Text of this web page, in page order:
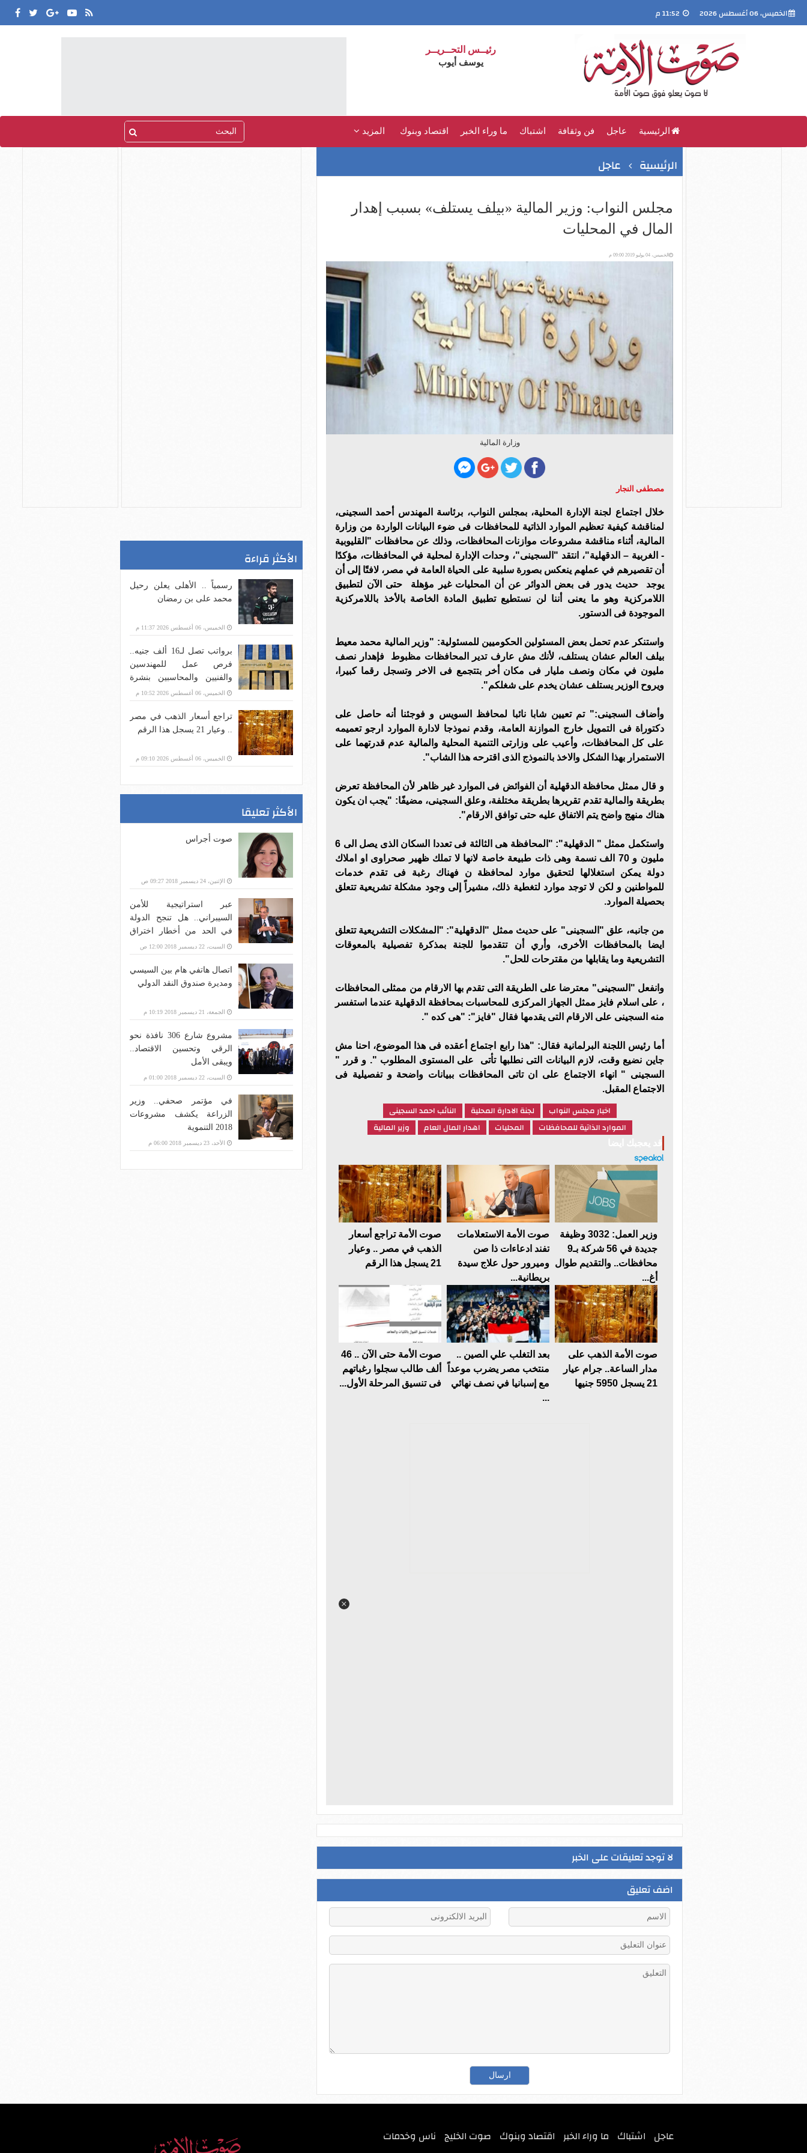
الخميس، 06 أغسطس 2026
رئيــس التحــريــر
يوسف أيوب
الرئيسية عاجل فن وثقافة اشتباك ما وراء الخبر اقتصاد وبنوك المزيد
الرئيسية عاجل
مجلس النواب: وزير المالية «بيلف يستلف» بسبب إهدار
المال في المحليات
الخميس، 04 يوليو 2019 09:00 م
وزارة المالية
مصطفى النجار
خلال اجتماع لجنة الإدارة المحلية، بمجلس النواب، برئاسة المهندس أحمد السجينى،
لمناقشة كيفية تعظيم الموارد الذاتية للمحافظات فى ضوء البيانات الواردة من وزارة
المالية، أثناء مناقشة مشروعات موازنات المحافظات، وذلك عن محافظات "القليوبية
- الغربية – الدقهلية"، انتقد "السجينى"، وحدات الإدارة لمحلية في المحافظات، مؤكدًا
أن تقصيرهم في عملهم ينعكس بصورة سلبية على الحياة العامة في مصر، لافتًا إلى أن
يوجد حديث يدور فى بعض الدوائر عن أن المحليات غير مؤهلة حتى الآن لتطبيق
اللامركزية وهو ما يعنى أننا لن نستطيع تطبيق المادة الخاصة بالأخذ باللامركزية
الموجودة فى الدستور.
واستنكر عدم تحمل بعض المسئولين الحكوميين للمسئولية: "وزير المالية محمد معيط
بيلف العالم عشان يستلف، لأنك مش عارف تدير المحافظات مظبوط فإهدار نصف
مليون في مكان ونصف مليار فى مكان أخر بتتجمع فى الاخر وتسجل رقما كبيرا،
ويروح الوزير يستلف عشان يخدم على شغلكم".
وأضاف السجينى:" تم تعيين شابا نائبا لمحافظ السويس و فوجئنا أنه حاصل على
دكتوراة فى التمويل خارج الموازنة العامة، وقدم نموذجا لادارة الموارد ارجو تعميمه
على كل المحافظات، وأعيب على وزارتى التنمية المحلية والمالية عدم قدرتهما على
الاستمرار بهذا الشكل والاخذ بالنموذج الذى اقترحه هذا الشاب".
و قال ممثل محافظة الدقهلية أن الفوائض فى الموارد غير ظاهر لأن المحافظة تعرض
بطريقة والمالية تقدم تقريرها بطريقة مختلفة، وعلق السجينى، مضيفًا: "يجب ان يكون
هناك منهج واضح يتم الاتفاق عليه حتى توافق الارقام".
واستكمل ممثل " الدقهلية": "المحافظة هى الثالثة فى تعددا السكان الذى يصل الى 6
مليون و 70 الف نسمة وهى ذات طبيعة خاصة لانها لا تملك ظهير صحراوى او املاك
دولة يمكن استغلالها لتحقيق موارد لمحافظة ن فهناك رغبة فى تقدم خدمات
للمواطنين و لكن لا توجد موارد لتغطية ذلك، مشيراً إلى وجود مشكلة تشريعية تتعلق
بحصيلة الموارد.
من جانبه، علق "السجينى" على حديث ممثل "الدقهلية": "المشكلات التشريعية تتعلق
ايضا بالمحافظات الأخرى، وأري أن تتقدموا للجنة بمذكرة تفصيلية بالمعوقات
التشريعية وما يقابلها من مقترحات للحل".
وانفعل "السجينى" معترضا على الطريقة التى تقدم بها الارقام من ممثلى المحافظات
، على اسلام فايز ممثل الجهاز المركزى للمحاسبات بمحافظة الدقهلية عندما استفسر
منه السجينى على الارقام التى يقدمها فقال "فايز": "هى كده ".
أما رئيس اللجنة البرلمانية فقال: "هذا رابع اجتماع أعقده فى هذا الموضوع، احنا مش
جاين نضيع وقت، لازم البيانات التى نطلبها تأتى على المستوى المطلوب ". و قرر "
السجينى " انهاء الاجتماع على ان تاتى المحافظات ببيانات واضحة و تفصيلية فى
الاجتماع المقبل.
اخبار مجلس النواب لجنة الادارة المحلية
النائب احمد السجينى
الموارد الذاتية للمحافظات
المحليات اهدار المال العام وزير المالية
وزير العمل: 3032 وظيفة
جديدة في 56 شركة بـ9
محافظات.. والتقديم طوال
أغ...
صوت الأمة الاستعلامات
تفند ادعاءات ذا صن
وميرور حول علاج سيدة
بريطانية...
صوت الأمة تراجع أسعار
الذهب في مصر .. وعيار
21 يسجل هذا الرقم
صوت الأمة الذهب على
مدار الساعة.. جرام عيار
21 يسجل 5950 جنيها
بعد التغلب علي الصين ..
منتخب مصر يضرب موعداً
مع إسبانيا في نصف نهائي
...
صوت الأمة حتى الآن .. 46
ألف طالب سجلوا رغباتهم
فى تنسيق المرحلة الأول...
لا توجد تعليقات على الخبر
اضف تعليق
الأكثر قراءة
رسمياً .. الأهلى يعلن رحيل
محمد على بن رمضان
الخميس، 06 أغسطس 2026 11:37 م
برواتب تصل لـ16 ألف جنيه..
فرص عمل للمهندسين
والفنيين والمحاسبين بنشرة
وزارة العمل
الخميس، 06 أغسطس 2026 10:52 م
تراجع أسعار الذهب في مصر
.. وعيار 21 يسجل هذا الرقم
الخميس، 06 أغسطس 2026 09:10 م
الأكثر تعليقا
صوت أجراس
الإثنين، 24 ديسمبر 2018 09:27 ص
عبر استراتيجية للأمن
السيبراني.. هل تنجح الدولة
في الحد من أخطار اختراق
بنية الاتصالات؟
السبت، 22 ديسمبر 2018 12:00 ص
اتصال هاتفي هام بين السيسي
ومديرة صندوق النقد الدولي
الجمعة، 21 ديسمبر 2018 10:19 م
مشروع شارع 306 نافذة نحو
الرقي وتحسين الاقتصاد..
ويبقى الأمل
السبت، 22 ديسمبر 2018 01:00 م
في مؤتمر صحفي.. وزير
الزراعة يكشف مشروعات
2018 التنموية
الأحد، 23 ديسمبر 2018 06:00 م
عاجل اشتباك ما وراء الخبر اقتصاد وبنوك صوت الخليج ناس وخدمات